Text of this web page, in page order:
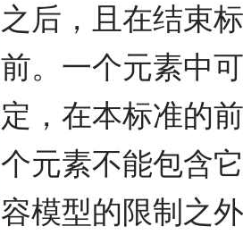
之后，且在结束
前。一个元素中
定，在本标准的
个元素不能包含
容模型的限制之